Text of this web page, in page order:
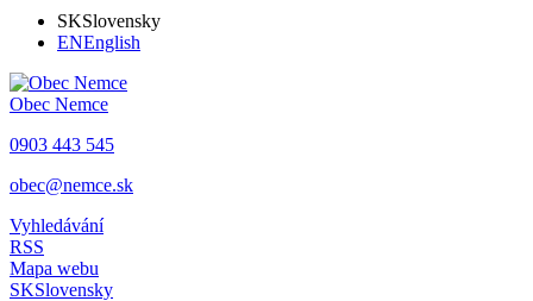
SKSlovensky
ENEnglish
Obec Nemce
0903 443 545
obec@nemce.sk
Vyhledávání
RSS
Mapa webu
SKSlovensky